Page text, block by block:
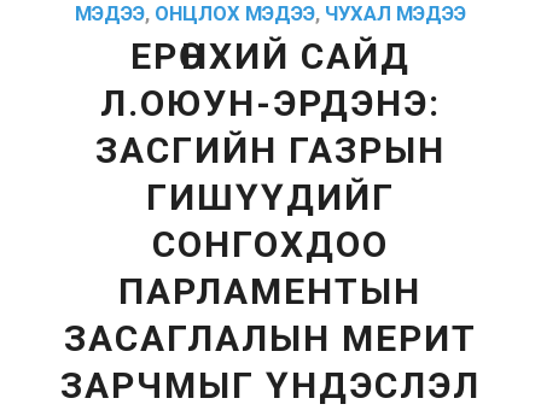
МЭДЭЭ, ОНЦЛОХ МЭДЭЭ, ЧУХАЛ МЭДЭЭ
ЕРӨНХИЙ САЙД
Л.ОЮУН-ЭРДЭНЭ:
ЗАСГИЙН ГАЗРЫН
ГИШҮҮДИЙГ
СОНГОХДОО
ПАРЛАМЕНТЫН
ЗАСАГЛАЛЫН МЕРИТ
ЗАРЧМЫГ ҮНДЭСЛЭЛ